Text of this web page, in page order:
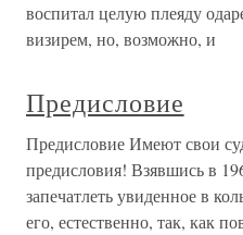
воспитал целую плеяду
визирем, но, возможно, и
Предисловие
Предисловие Имеют свои
предисловия! Взявшись в
запечатлеть увиденное в
его, естественно, так, как